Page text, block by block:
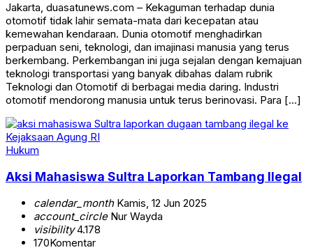
Jakarta, duasatunews.com – Kekaguman terhadap dunia
otomotif tidak lahir semata-mata dari kecepatan atau
kemewahan kendaraan. Dunia otomotif menghadirkan
perpaduan seni, teknologi, dan imajinasi manusia yang terus
berkembang. Perkembangan ini juga sejalan dengan kemajuan
teknologi transportasi yang banyak dibahas dalam rubrik
Teknologi dan Otomotif di berbagai media daring. Industri
otomotif mendorong manusia untuk terus berinovasi. Para […]
Hukum
Aksi Mahasiswa Sultra Laporkan Tambang Ilegal
calendar_monthKamis, 12 Jun 2025
account_circleNur Wayda
visibility4.178
170Komentar